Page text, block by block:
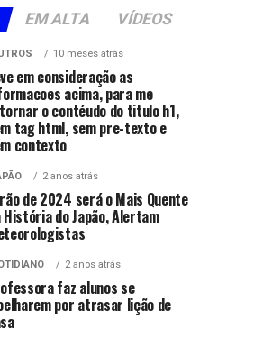
EM ALTA VÍDEOS
10 meses atrás
em consideração as
acima, para me
o contéudo do titulo h1,
tag html, sem pre-texto e
contexto
2 anos atrás
de 2024 será o Mais Quente
História do Japão, Alertam
2 anos atrás
faz alunos se
por atrasar lição de